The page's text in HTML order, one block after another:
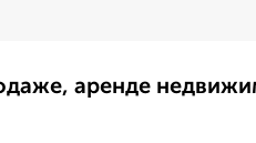
аренде